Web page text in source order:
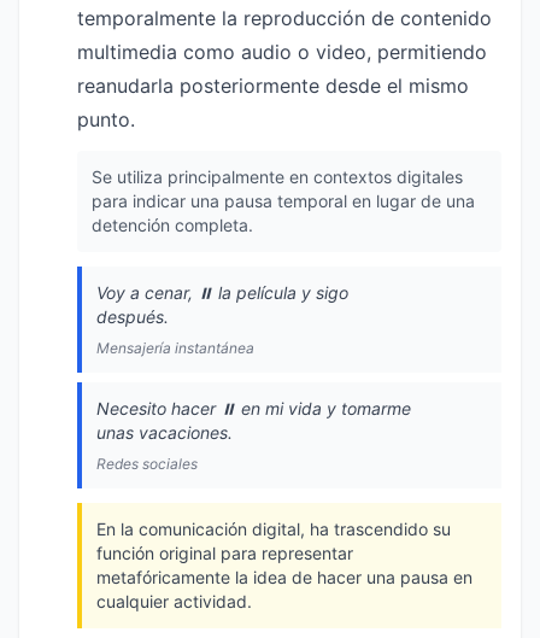
temporalmente la reproducción de contenido
multimedia como audio o video, permitiendo
reanudarla posteriormente desde el mismo
punto.
Se utiliza principalmente en contextos digitales
para indicar una pausa temporal en lugar de una
detención completa.
Voy a cenar, ⏸️ la película y sigo
después.
Mensajería instantánea
Necesito hacer ⏸️ en mi vida y tomarme
unas vacaciones.
Redes sociales
En la comunicación digital, ha trascendido su
función original para representar
metafóricamente la idea de hacer una pausa en
cualquier actividad.